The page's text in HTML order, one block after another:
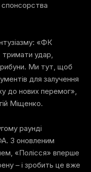
«ФК
тримати удар,
Ми тут, щоб
для залучення
до нових перемог»,
Міщенко.
раунді
З оновленим
«Полісся» вперше
– і зробить це вже